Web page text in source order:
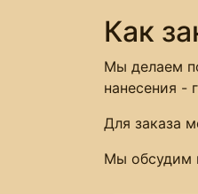
Как
Мы делаем
нанесения -
Для заказа
Мы обсудим